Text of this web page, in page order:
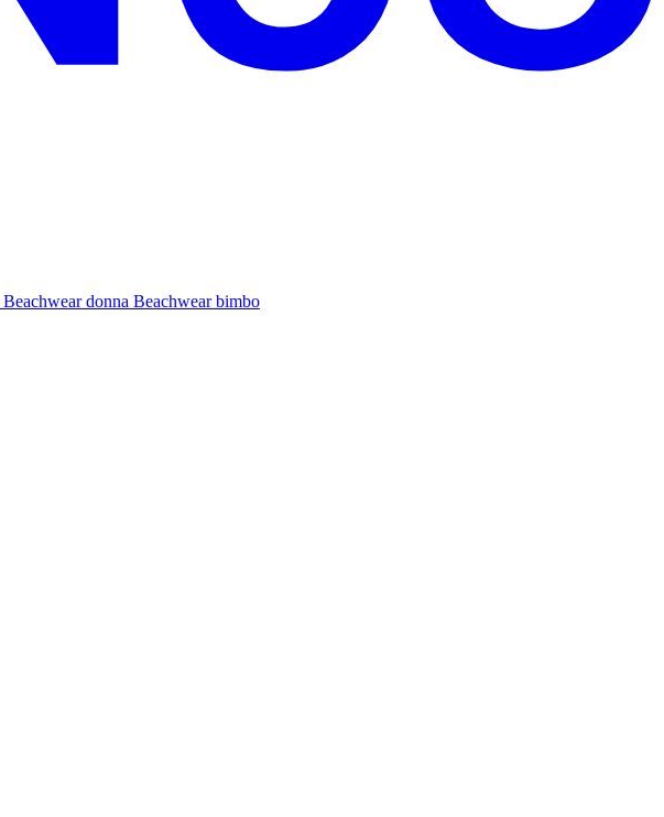
Beachwear donna Beachwear bimbo